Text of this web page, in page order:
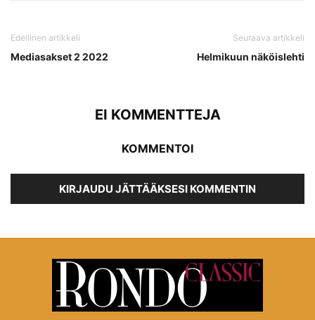
Edellinen artikkeli
Mediasakset 2 2022
Seuraava artikkeli
Helmikuun näköislehti
EI KOMMENTTEJA
KOMMENTOI
KIRJAUDU JÄTTÄÄKSESI KOMMENTIN